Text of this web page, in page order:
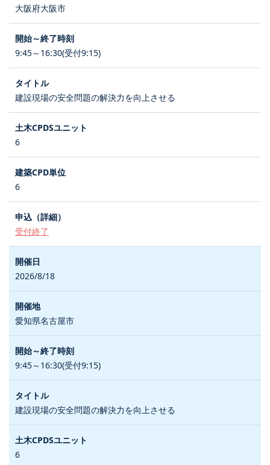
大阪府大阪市
9:45～16:30(受付9:15)
建設現場の安全問題の解決力を向上させる
6
6
受付終了
2026/8/18
愛知県名古屋市
9:45～16:30(受付9:15)
建設現場の安全問題の解決力を向上させる
6